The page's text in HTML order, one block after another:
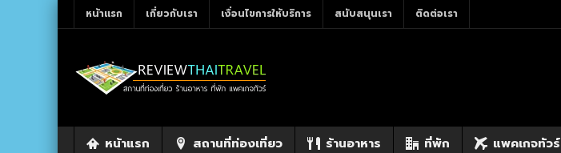
หน้าแรก เกี่ยวกับเรา เงื่อนไขการให้บริการ สนับสนุนเรา ติดต่อเรา
หน้าแรก สถานที่ท่องเที่ยว ร้านอาหาร ที่พัก แพคเกจทัวร์